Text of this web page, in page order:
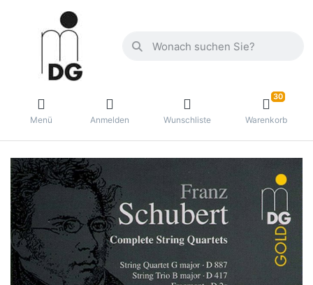
Menü Anmelden Wunschliste
30
Warenkorb